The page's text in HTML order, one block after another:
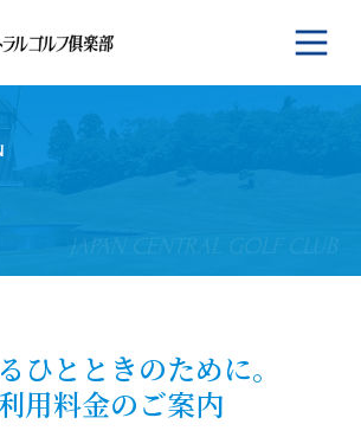
ひとときのために。
用料金のご案内